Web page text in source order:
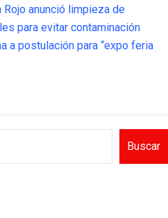
Rojo anunció limpieza de
para evitar contaminación
a postulación para “expo feria
Buscar